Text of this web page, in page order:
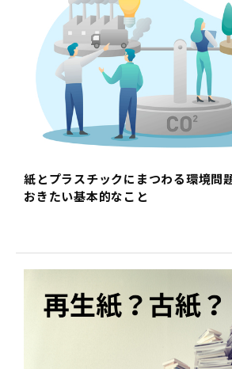
紙とプラスチックにまつわる環境問
おきたい基本的なこと